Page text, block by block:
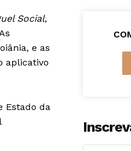
Social,
e as
aplicativo
Estado da